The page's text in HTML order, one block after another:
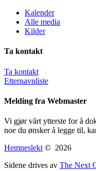
Kalender
Alle media
Kilder
Ta kontakt
Ta kontakt
Etternavnliste
Melding fra Webmaster
Vi gjør vårt ytterste for å
noe du ønsker å legge til,
Hemneslekt © 2026
Sidene drives av The Next